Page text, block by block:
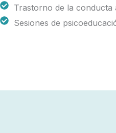
Trastorno de la conducta
Sesiones de